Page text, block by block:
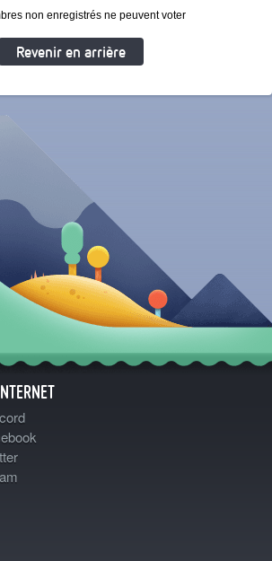
non enregistrés ne peuvent voter
Revenir en arrière